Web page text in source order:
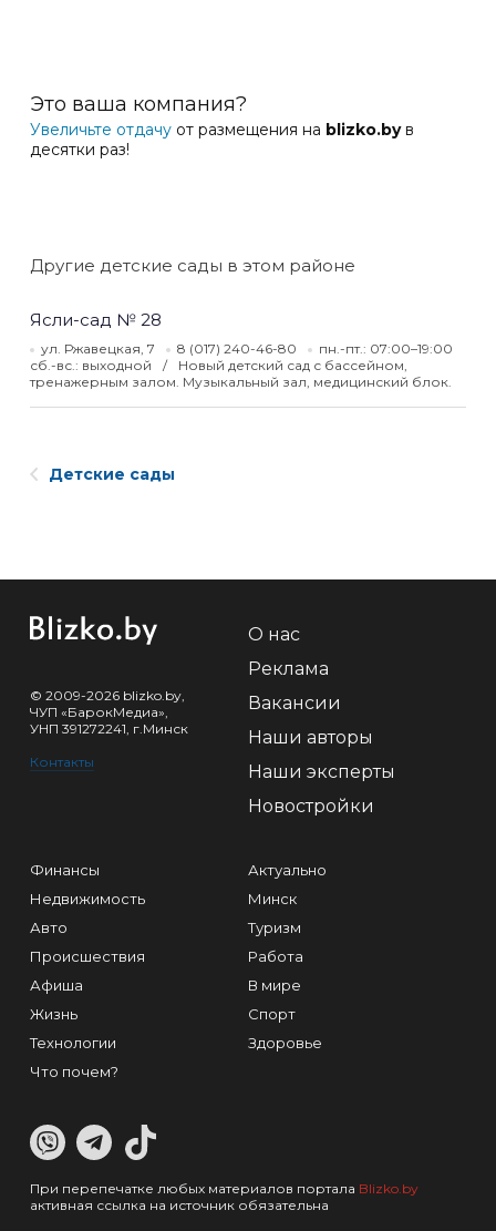
Это ваша компания?
Увеличьте отдачу от размещения на blizko.byв
десятки раз!
Другие детские сады в этом районе
Ясли-сад № 28
ул. Ржавецкая, 7 8 (017) 240-46-80
пн.-пт.: 07:00–19:00
сб.-вс.: выходной
Новый детский сад с бассейном,
тренажерным залом. Музыкальный зал, медицинский блок.
Детские сады
© 2009-2026 blizko.by,
ЧУП «БарокМедиа»,
УНП 391272241, г.Минск
Контакты
О нас
Реклама
Вакансии
Наши авторы
Наши эксперты
Новостройки
Финансы
Недвижимость
Авто
Происшествия
Афиша
Жизнь
Технологии
Что почем?
Актуально
Минск
Туризм
Работа
В мире
Спорт
Здоровье
При перепечатке любых материалов портала Blizko.by
активная ссылка на источник обязательна